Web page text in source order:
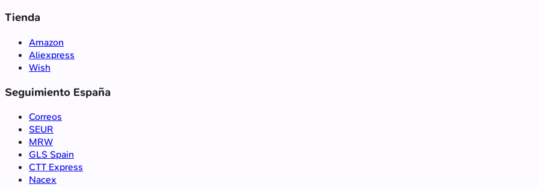
Tienda
Amazon
Aliexpress
Wish
Seguimiento España
Correos
SEUR
MRW
GLS Spain
CTT Express
Nacex